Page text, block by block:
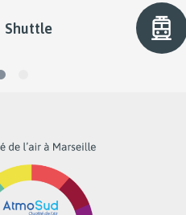
Shuttle
diapo